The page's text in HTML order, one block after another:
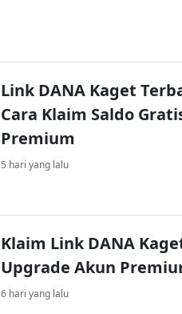
Link DANA Kaget
Cara Klaim Saldo
Premium
5 hari yang lalu
Klaim Link DANA
Upgrade Akun
6 hari yang lalu